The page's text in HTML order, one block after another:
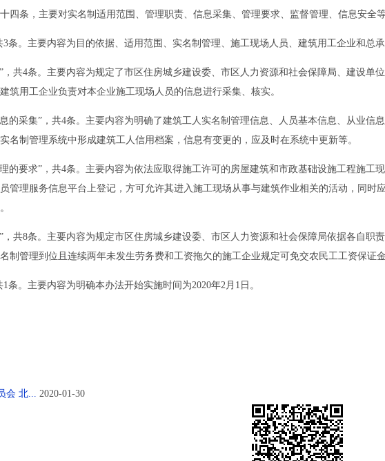
条，主要对实名制适用范围、管理职责、信息采集、管理要求、监督管理、信息安全等
。主要内容为目的依据、适用范围、实名制管理、施工现场人员、建筑用工企业和总承
4条。主要内容为规定了市区住房城乡建设委、市区人力资源和社会保障局、建设单
筑用工企业负责对本企业施工现场人员的信息进行采集、核实。
采集”，共4条。主要内容为明确了建筑工人实名制管理信息、人员基本信息、从业信
名制管理系统中形成建筑工人信用档案，信息有变更的，应及时在系统中更新等。
要求”，共4条。主要内容为依法应取得施工许可的房屋建筑和市政基础设施工程施工
管理服务信息平台上登记，方可允许其进入施工现场从事与建筑作业相关的活动，同
8条。主要内容为规定市区住房城乡建设委、市区人力资源和社会保障局依据各自职
制管理到位且连续两年未发生劳务费和工资拖欠的施工企业规定可免交农民工工资保证
。主要内容为明确本办法开始实施时间为2020年2月1日。
会 北... 2020-01-30